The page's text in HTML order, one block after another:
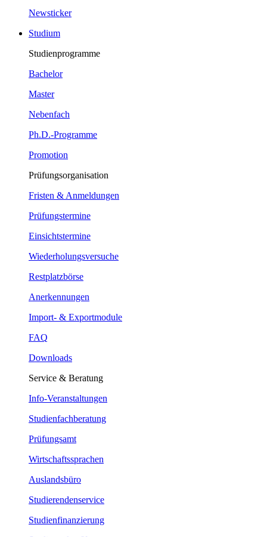
Newsticker
Studium
Studienprogramme
Bachelor
Master
Nebenfach
Ph.D.-Programme
Promotion
Prüfungsorganisation
Fristen & Anmeldungen
Prüfungstermine
Einsichtstermine
Wiederholungsversuche
Restplatzbörse
Anerkennungen
Import- & Exportmodule
FAQ
Downloads
Service & Beratung
Info-Veranstaltungen
Studienfachberatung
Prüfungsamt
Wirtschaftssprachen
Auslandsbüro
Studierendenservice
Studienfinanzierung